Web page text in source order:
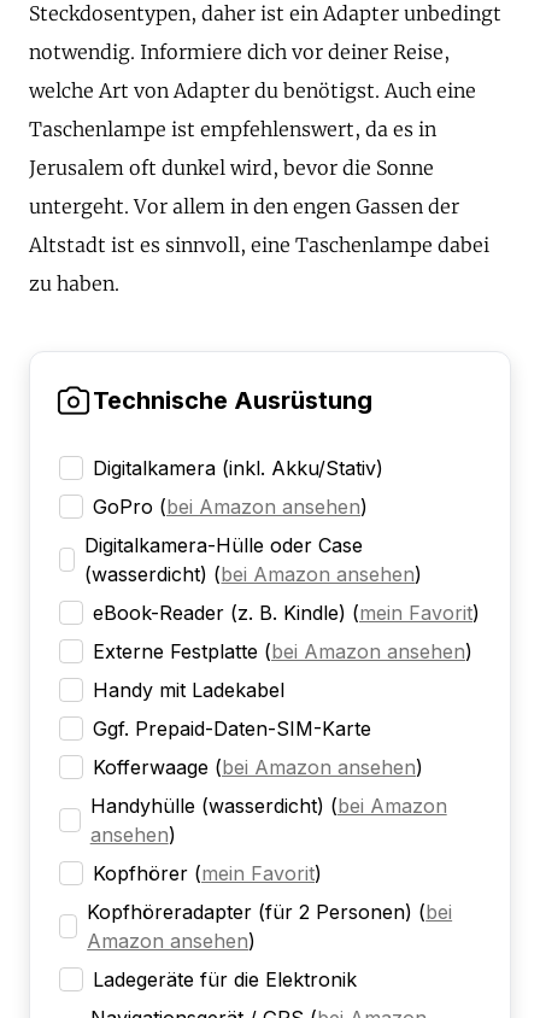
Steckdosentypen, daher ist ein Adapter unbedingt
notwendig. Informiere dich vor deiner Reise,
welche Art von Adapter du benötigst. Auch eine
Taschenlampe ist empfehlenswert, da es in
Jerusalem oft dunkel wird, bevor die Sonne
untergeht. Vor allem in den engen Gassen der
Altstadt ist es sinnvoll, eine Taschenlampe dabei
zu haben.
Technische Ausrüstung
Digitalkamera (inkl. Akku/Stativ)
GoPro (bei Amazon ansehen)
Digitalkamera-Hülle oder Case
(wasserdicht) (bei Amazon ansehen)
eBook-Reader (z. B. Kindle) (mein Favorit)
Externe Festplatte (bei Amazon ansehen)
Handy mit Ladekabel
Ggf. Prepaid-Daten-SIM-Karte
Kofferwaage (bei Amazon ansehen)
Handyhülle (wasserdicht) (bei Amazon
ansehen)
Kopfhörer (mein Favorit)
Kopfhöreradapter (für 2 Personen) (bei
Amazon ansehen)
Ladegeräte für die Elektronik